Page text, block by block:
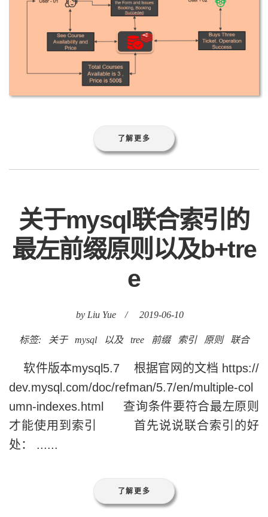
了解更多
关于mysql联合索引的
最左前缀原则以及b+tre
e
by Liu Yue / 2019-06-10
标签: 关于 mysql 以及 tree 前缀 索引 原则 联合
软件版本mysql5.7 根据官网的文档 https://
dev.mysql.com/doc/refman/5.7/en/multiple-col
umn-indexes.html 查询条件要符合最左原则
才能使用到索引 首先说说联合索引的好
处： ......
了解更多